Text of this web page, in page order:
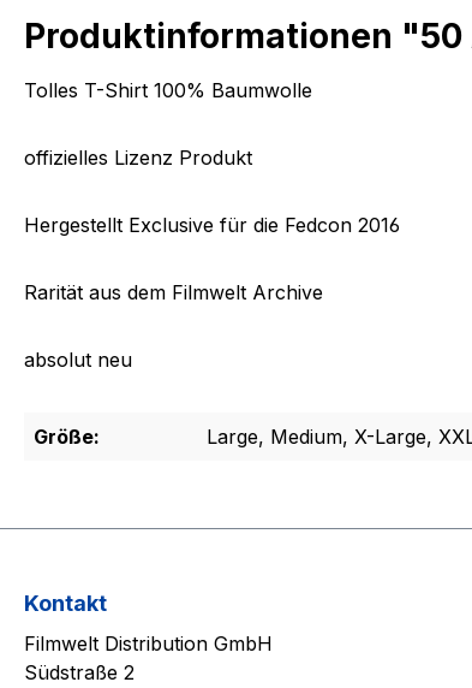
Produktinformationen
Tolles T-Shirt 100% Baumwolle
offizielles Lizenz Produkt
Hergestellt Exclusive für die Fedcon 2016
Rarität aus dem Filmwelt Archive
absolut neu
Größe: Large, Medium, X-Large,
Kontakt
Filmwelt Distribution GmbH
Südstraße 2